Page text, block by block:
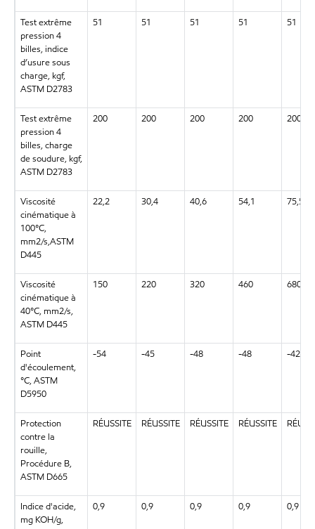
Test extrême
pression 4
billes, indice
d’usure sous
charge, kgf,
ASTM D2783
51 51 51 51 51
Test extrême
pression 4
billes, charge
de soudure, kgf,
ASTM D2783
200 200 200 200 200
Viscosité
cinématique à
100°C,
mm2/s,ASTM
D445
22,2 30,4 40,6 54,1 75,5
Viscosité
cinématique à
40°C, mm2/s,
ASTM D445
150 220 320 460 680
Point
d'écoulement,
°C, ASTM
D5950
-54 -45 -48 -48 -42
Protection
contre la
rouille,
Procédure B,
ASTM D665
RÉUSSITE RÉUSSITE RÉUSSITE RÉUSSITE
Indice d'acide,
mg KOH/g,
0,9 0,9 0,9 0,9 0,9